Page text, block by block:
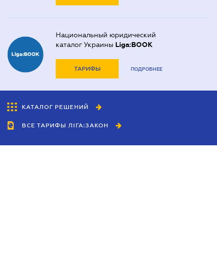
Национальный юридический
каталог Украины Liga:BOOK
ТАРИФЫ ПОДРОБНЕЕ
КАТАЛОГ РЕШЕНИЙ
ВСЕ ТАРИФЫ ЛІГА:ЗАКОН